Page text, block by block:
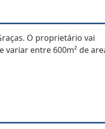
O proprietário vai
variar entre 600m² de